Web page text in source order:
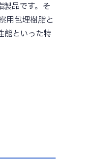
品です。そ
用包埋樹脂と
能といった特